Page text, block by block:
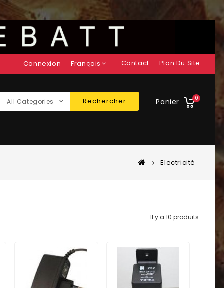
Contact Plan Du Site
Français
Connexion
Panier 0
All Categories Rechercher
Electricité
Il y a 10 produits.